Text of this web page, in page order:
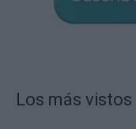
Los más vistos